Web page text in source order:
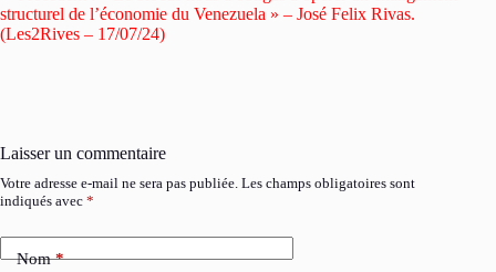
structurel de l’économie du Venezuela » – José Felix Rivas.
(Les2Rives – 17/07/24)
Laisser un commentaire
Votre adresse e-mail ne sera pas publiée. Les champs obligatoires sont
indiqués avec *
Nom*